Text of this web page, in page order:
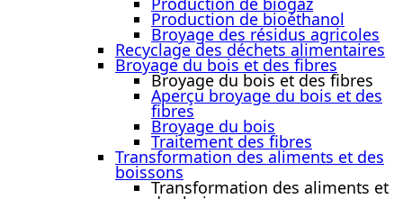
Production de bioéthanol
Broyage des résidus agricoles
Recyclage des déchets alimentaires
Broyage du bois et des fibres
Broyage du bois et des fibres
Aperçu broyage du bois et des
fibres
Broyage du bois
Traitement des fibres
Transformation des aliments et des
boissons
Transformation des aliments et